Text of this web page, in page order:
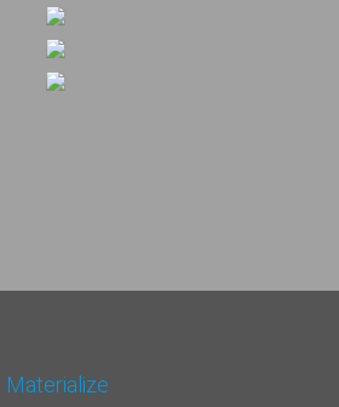
Materialize